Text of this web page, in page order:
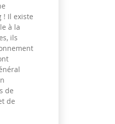
! Il existe
à la
ils
de
de